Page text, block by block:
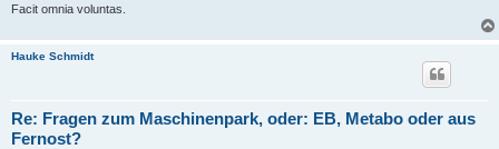
Facit omnia voluntas.
Hauke Schmidt
Re: Fragen zum Maschinenpark, oder: EB, Metabo oder aus
Fernost?